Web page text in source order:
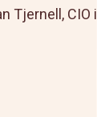
Tjernell, CIO i